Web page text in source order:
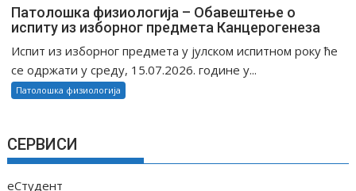
Патолошка физиологија – Обавештење о
испиту из изборног предмета Канцерогенеза
Испит из изборног предмета у јулском испитном року ће
се одржати у среду, 15.07.2026. године у...
Патолошка физиологија
СЕРВИСИ
еСтудент